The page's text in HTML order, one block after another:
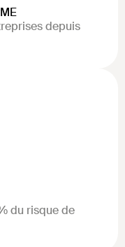
depuis
du risque de